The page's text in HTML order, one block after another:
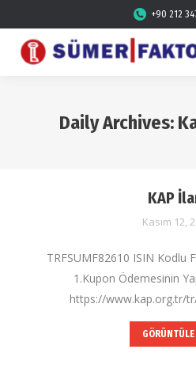
+90 212
Daily Archives:
KAP
Kasım 12,
TRFSUMF82610 ISIN Kodlu
1.Kupon Ödemesinin
https://www.kap.org.tr/
GÖRÜNTÜLE